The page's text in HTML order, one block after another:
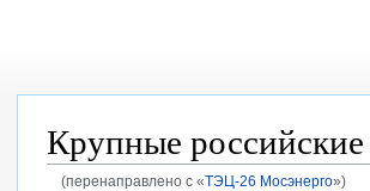
Крупные
(перенаправлено с «ТЭЦ-26 Мосэнерго»)